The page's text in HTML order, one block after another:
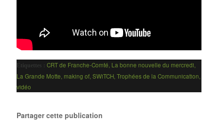
Etiquettes : CRT de Franche-Comté, La bonne nouvelle du mercredi,
La Grande Motte, making of, SWiTCH, Trophées de la Communication,
vidéo
Partager cette publication